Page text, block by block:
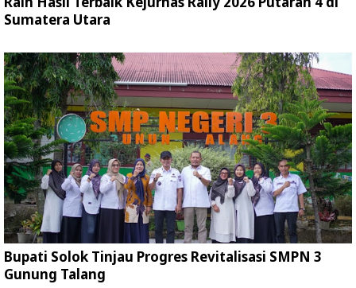
Sumatera Utara
Bupati Solok Tinjau Progres Revitalisasi SMPN 3
Gunung Talang